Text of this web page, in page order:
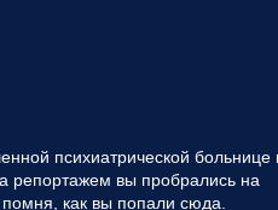
психиатрической больнице
репортажем вы пробрались на
как вы попали сюда.